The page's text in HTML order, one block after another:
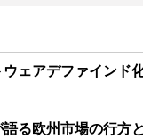
ェアデファインド
る欧州市場の行方